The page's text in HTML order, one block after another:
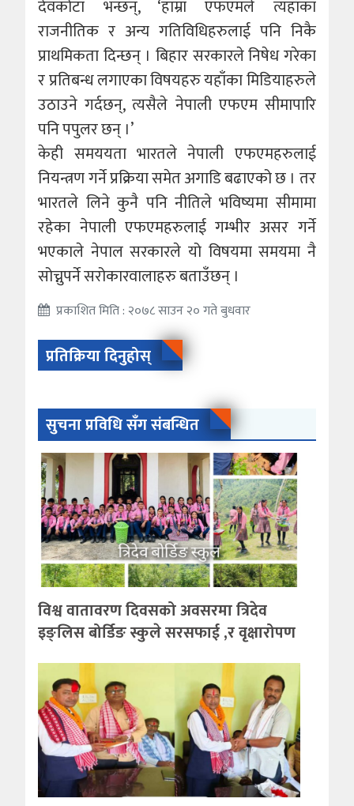
देवकोटा भन्छन्, ‘हाम्रा एफएमले त्यहाँका
राजनीतिक र अन्य गतिविधिहरुलाई पनि निकै
प्राथमिकता दिन्छन् । बिहार सरकारले निषेध गरेका
र प्रतिबन्ध लगाएका विषयहरु यहाँका मिडियाहरुले
उठाउने गर्दछन्, त्यसैले नेपाली एफएम सीमापारि
पनि पपुलर छन् ।’
केही समययता भारतले नेपाली एफएमहरुलाई
नियन्त्रण गर्ने प्रक्रिया समेत अगाडि बढाएको छ । तर
भारतले लिने कुनै पनि नीतिले भविष्यमा सीमामा
रहेका नेपाली एफएमहरुलाई गम्भीर असर गर्ने
भएकाले नेपाल सरकारले यो विषयमा समयमा नै
सोच्नुपर्ने सरोकारवालाहरु बताउँछन् ।
प्रकाशित मिति : २०७८ साउन २० गते बुधवार
प्रतिक्रिया दिनुहोस्
सुचना प्रविधि सँग संबन्धित
विश्व वातावरण दिवसको अवसरमा त्रिदेव
इङ्लिस बोर्डिङ स्कुले सरसफाई ,र वृक्षारोपण